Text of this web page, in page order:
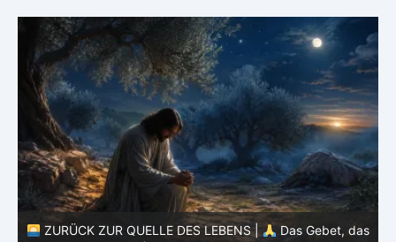
ZURÜCK ZUR QUELLE DES LEBENS |
Das Gebet, das